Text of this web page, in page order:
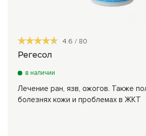
4.6 / 80
Регесол
в наличии
Лечение ран, язв, ожогов. Также
болезнях кожи и проблемах в ЖКТ